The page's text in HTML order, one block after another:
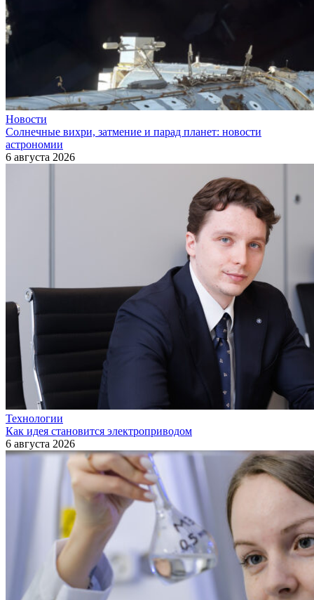
Новости
Солнечные вихри, затмение и парад планет: новости
астрономии
6 августа 2026
Технологии
Как идея становится электроприводом
6 августа 2026